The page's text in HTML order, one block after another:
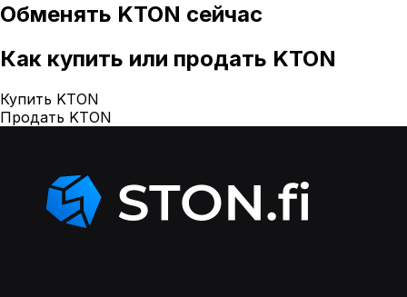
Обменять KTON сейчас
Как купить или продать KTON
Купить KTON
Продать KTON